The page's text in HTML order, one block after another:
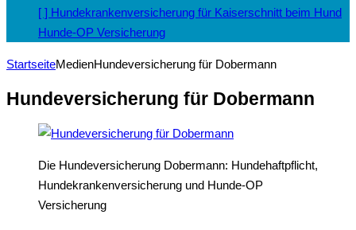
[ ] Hundekrankenversicherung für Kaiserschnitt beim Hund
Hunde-OP Versicherung
StartseiteMedienHundeversicherung für Dobermann
Hundeversicherung für Dobermann
Die Hundeversicherung Dobermann: Hundehaftpflicht,
Hundekrankenversicherung und Hunde-OP
Versicherung